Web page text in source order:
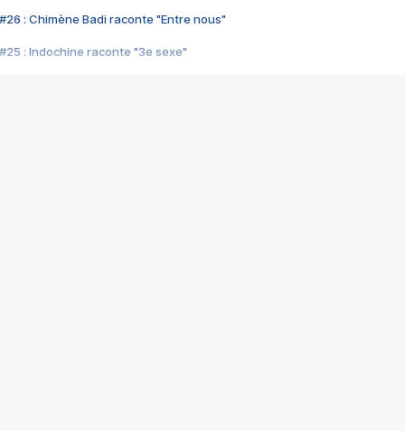
#26 : Chimène Badi raconte "Entre nous"
#25 : Indochine raconte "3e sexe"